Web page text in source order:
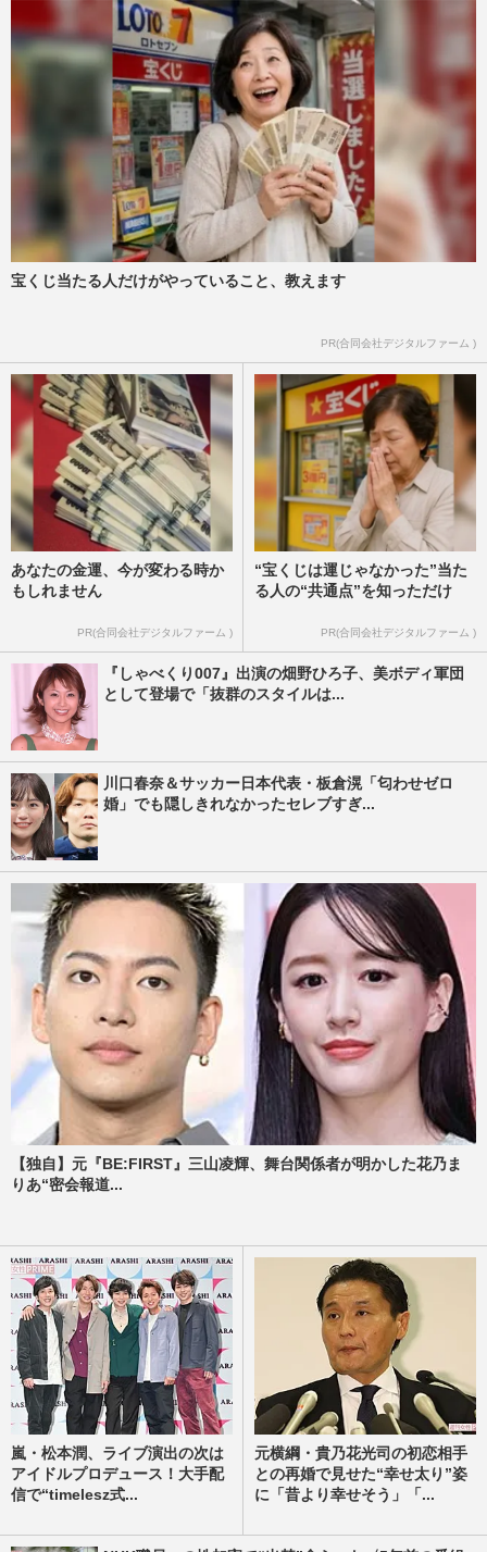
宝くじ当たる人だけがやっていること、教えます
PR(合同会社デジタルファーム )
あなたの金運、今が変わる時か
もしれません
PR(合同会社デジタルファーム )
“宝くじは運じゃなかった”当た
る人の“共通点”を知っただけ
PR(合同会社デジタルファーム )
『しゃべくり007』出演の畑野ひろ子、美ボディ軍団
として登場で「抜群のスタイルは...
川口春奈＆サッカー日本代表・板倉滉「匂わせゼロ
婚」でも隠しきれなかったセレブすぎ...
【独自】元『BE:FIRST』三山凌輝、舞台関係者が明かした花乃ま
りあ“密会報道...
嵐・松本潤、ライブ演出の次は
アイドルプロデュース！大手配
信で“timelesz式...
元横綱・貴乃花光司の初恋相手
との再婚で見せた“幸せ太り”姿
に「昔より幸せそう」「...